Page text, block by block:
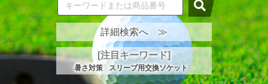
詳細検索へ ≫
[注目キーワード]
暑さ対策 スリーブ用交換ソケット